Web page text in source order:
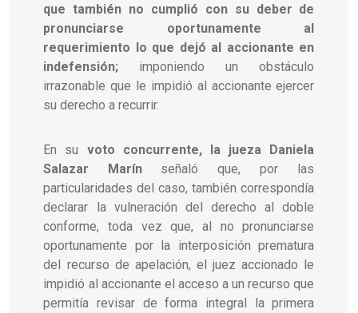
que también no cumplió con su deber de
pronunciarse oportunamente al
requerimiento lo que dejó al accionante en
indefensión; imponiendo un obstáculo
irrazonable que le impidió al accionante ejercer
su derecho a recurrir.
En su voto concurrente, la jueza Daniela
Salazar Marín señaló que, por las
particularidades del caso, también correspondía
declarar la vulneración del derecho al doble
conforme, toda vez que, al no pronunciarse
oportunamente por la interposición prematura
del recurso de apelación, el juez accionado le
impidió al accionante el acceso a un recurso que
permitía revisar de forma integral la primera